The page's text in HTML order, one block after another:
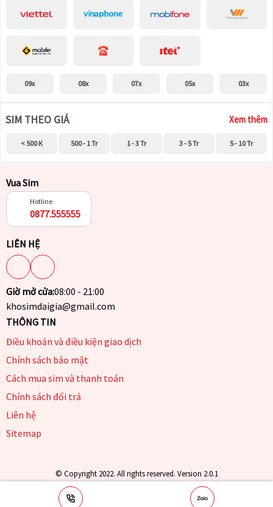
09x 08x 07x 05x 03x
SIM THEO GIÁ Xem thêm
< 500 K 500 - 1 Tr 1 - 3 Tr 3 - 5 Tr 5 - 10 Tr
Vua Sim
Hotline
0877.555555
LIÊN HỆ
Giờ mở cửa:08:00 - 21:00
khosimdaigia@gmail.com
THÔNG TIN
Điều khoản và điều kiện giao dịch
Chính sách bảo mật
Cách mua sim và thanh toán
Chính sách đổi trả
Liên hệ
Sitemap
© Copyright 2022. All rights reserved. Version 2.0.1